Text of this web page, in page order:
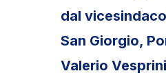
dal
San Giorgio,
Valerio